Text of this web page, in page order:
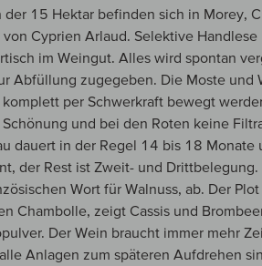
der 15 Hektar befinden sich in Morey,
von Cyprien Arlaud. Selektive
im Weingut. Alles wird spontan
Abfüllung zugegeben. Die Moste und
komplett per Schwerkraft bewegt
Schönung und bei den Roten keine
dauert in der Regel 14 bis 18
der Rest ist Zweit- und
Wort für Walnuss, ab. Der
Chambolle, zeigt Cassis und
Der Wein braucht immer mehr
Anlagen zum späteren Aufdrehen